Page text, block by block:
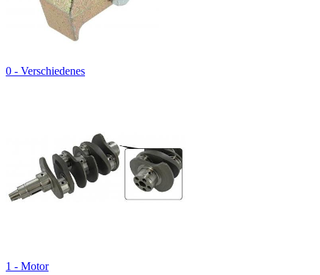
0 - Verschiedenes
1 - Motor